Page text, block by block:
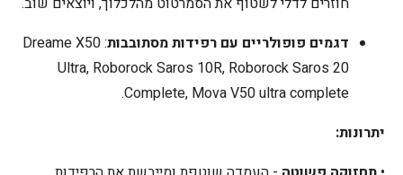
דגמים פופולריים עם רפידות מסתובבות : Dreame X50
Ultra, Roborock Saros 10R, Roborock Saros 20
Complete, Mova V50 ultra complete.
יתרונות: